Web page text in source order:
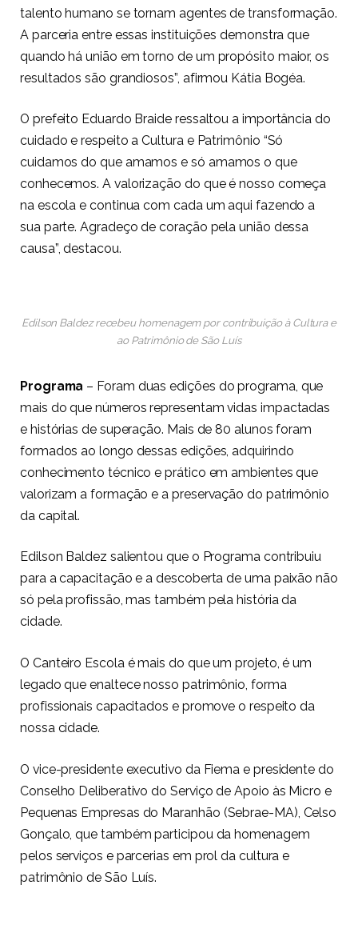
talento humano se tornam agentes de transformação.
A parceria entre essas instituições demonstra que
quando há união em torno de um propósito maior, os
resultados são grandiosos”, afirmou Kátia Bogéa.
O prefeito Eduardo Braide ressaltou a importância do
cuidado e respeito a Cultura e Patrimônio “Só
cuidamos do que amamos e só amamos o que
conhecemos. A valorização do que é nosso começa
na escola e continua com cada um aqui fazendo a
sua parte. Agradeço de coração pela união dessa
causa”, destacou.
Edilson Baldez recebeu homenagem por contribuição à Cultura e
ao Patrimônio de São Luís
Programa – Foram duas edições do programa, que
mais do que números representam vidas impactadas
e histórias de superação. Mais de 80 alunos foram
formados ao longo dessas edições, adquirindo
conhecimento técnico e prático em ambientes que
valorizam a formação e a preservação do patrimônio
da capital.
Edilson Baldez salientou que o Programa contribuiu
para a capacitação e a descoberta de uma paixão não
só pela profissão, mas também pela história da
cidade.
O Canteiro Escola é mais do que um projeto, é um
legado que enaltece nosso patrimônio, forma
profissionais capacitados e promove o respeito da
nossa cidade.
O vice-presidente executivo da Fiema e presidente do
Conselho Deliberativo do Serviço de Apoio às Micro e
Pequenas Empresas do Maranhão (Sebrae-MA), Celso
Gonçalo, que também participou da homenagem
pelos serviços e parcerias em prol da cultura e
patrimônio de São Luís.